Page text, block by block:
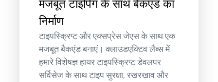
मजबूत टाइपिंग के साथ बैकएंड का
निर्माण
टाइपस्क्रिप्ट और एक्सप्रेस.जेएस के साथ एक
मजबूत बैकएंड बनाएं। क्लाउडएक्टिव लैब्स में
हमारे विशेषज्ञ हायर टाइपस्क्रिप्ट डेवलपर
सर्विसेज के साथ टाइप सुरक्षा, रखरखाव और